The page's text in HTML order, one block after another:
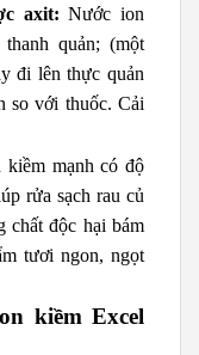
axit:Nước ion
quản; (một
đi lên thực quản
so với thuốc. Cải
kiềm mạnh có độ
rửa sạch rau củ
chất độc hại bám
tươi ngon, ngọt
kiềm Excel